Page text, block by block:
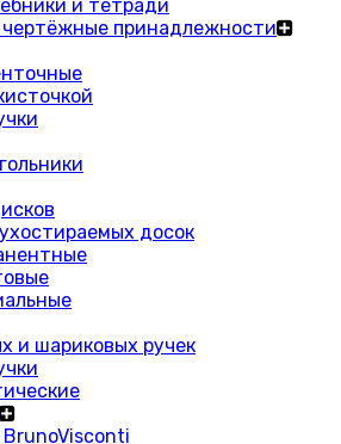
и тетради
принадлежности
досок
и шариковых ручек
BrunoVisconti